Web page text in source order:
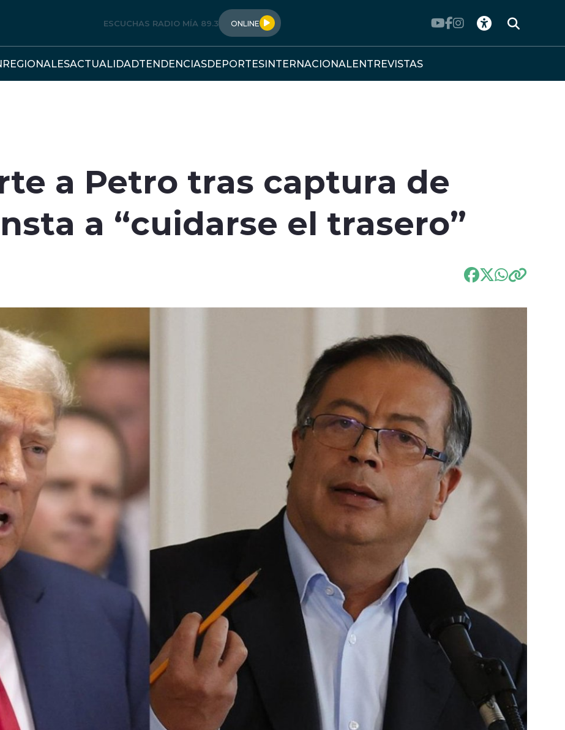
ESCUCHAS RADIO MÍA 89.3 ONLINE
REGIONALESACTUALIDADTENDENCIASDEPORTESINTERNACIONALENTREVISTAS
a Petro tras captura de
a “cuidarse el trasero”